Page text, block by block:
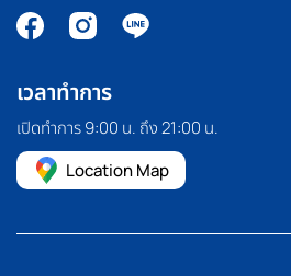
เวลาทำการ
เปิดทำการ 9:00 น. ถึง 21:00 น.
Location Map